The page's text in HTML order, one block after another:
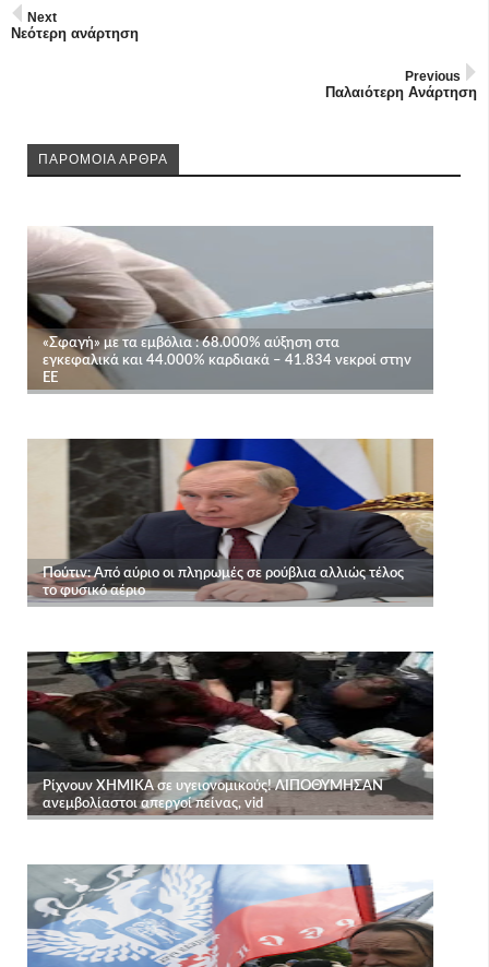
Next
Νεότερη ανάρτηση
Previous
Παλαιότερη Ανάρτηση
ΠΑΡΟΜΟΙΑ ΑΡΘΡΑ